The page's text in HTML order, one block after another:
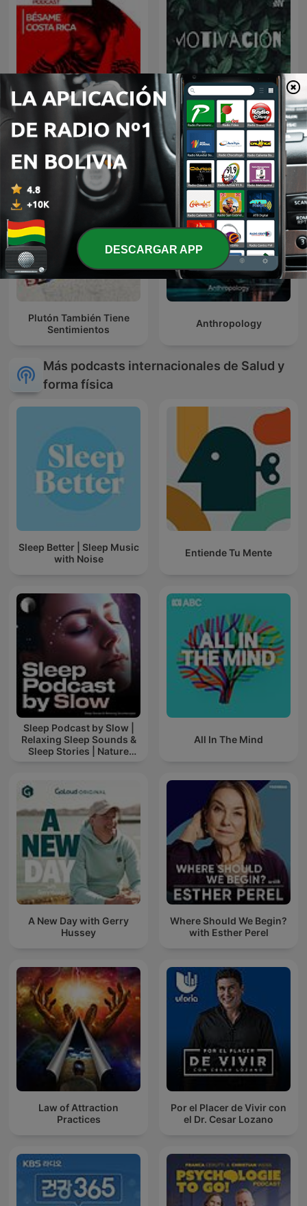
Bésame CR
Plutón También Tiene
Sentimientos
Anthropology
Más podcasts internacionales de Salud y
forma física
Sleep Better | Sleep Music
with Noise
Entiende Tu Mente
Sleep Podcast by Slow |
Relaxing Sleep Sounds &
Sleep Stories | Nature
All In The Mind
A New Day with Gerry
Hussey
Where Should We Begin?
with Esther Perel
Law of Attraction
Practices
Por el Placer de Vivir con
el Dr. Cesar Lozano
DESCARGAR APP